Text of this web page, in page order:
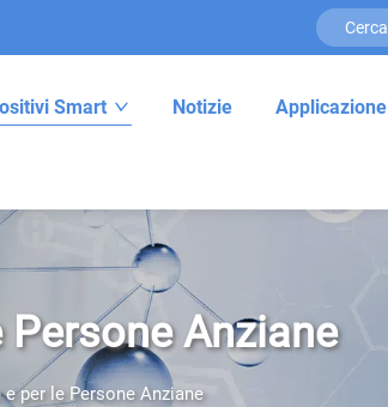
Smart Notizie Applicazione
Anziane
per le Persone Anziane